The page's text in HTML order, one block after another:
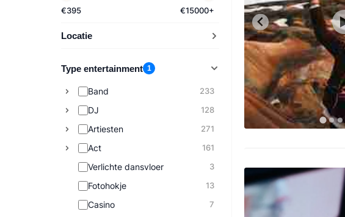
€395 €15000+
Locatie
Type entertainment 1
Band 233
DJ 128
Artiesten 271
Act 161
Verlichte dansvloer 3
Fotohokje 13
Casino 7